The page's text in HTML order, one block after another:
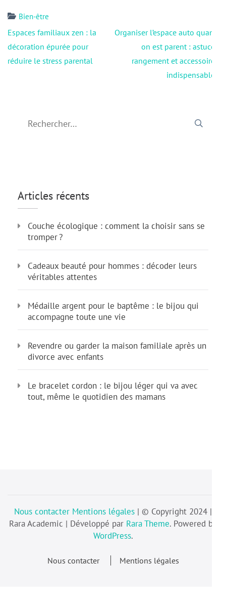
Bien-être
Navigation
de
l’article
Espaces familiaux zen : la
décoration épurée pour
réduire le stress parental
Organiser l’espace auto quand
on est parent : astuces
rangement et accessoires
indispensables
Articles récents
Couche écologique : comment la choisir sans se
tromper ?
Cadeaux beauté pour hommes : décoder leurs
véritables attentes
Médaille argent pour le baptême : le bijou qui
accompagne toute une vie
Revendre ou garder la maison familiale après un
divorce avec enfants
Le bracelet cordon : le bijou léger qui va avec
tout, même le quotidien des mamans
Nous contacter Mentions légales | © Copyright 2024 |
Rara Academic | Développé par Rara Theme. Powered by
WordPress.
Nous contacter Mentions légales